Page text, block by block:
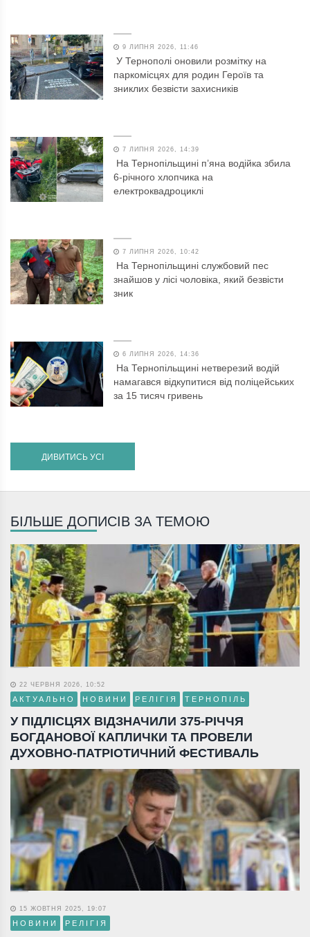
9 ЛИПНЯ 2026, 11:46
У Тернополі оновили розмітку на
паркомісцях для родин Героїв та
зниклих безвісти захисників
7 ЛИПНЯ 2026, 14:39
На Тернопільщині п’яна водійка збила
6-річного хлопчика на
електроквадроциклі
7 ЛИПНЯ 2026, 10:42
На Тернопільщині службовий пес
знайшов у лісі чоловіка, який безвісти
зник
6 ЛИПНЯ 2026, 14:36
На Тернопільщині нетверезий водій
намагався відкупитися від поліцейських
за 15 тисяч гривень
ДИВИТИСЬ УСІ
БІЛЬШЕ ДОПИСІВ ЗА ТЕМОЮ
22 ЧЕРВНЯ 2026, 10:52
АКТУАЛЬНО НОВИНИ РЕЛІГІЯ ТЕРНОПІЛЬ
У ПІДЛІСЦЯХ ВІДЗНАЧИЛИ 375-РІЧЧЯ
БОГДАНОВОЇ КАПЛИЧКИ ТА ПРОВЕЛИ
ДУХОВНО-ПАТРІОТИЧНИЙ ФЕСТИВАЛЬ
15 ЖОВТНЯ 2025, 19:07
НОВИНИ РЕЛІГІЯ